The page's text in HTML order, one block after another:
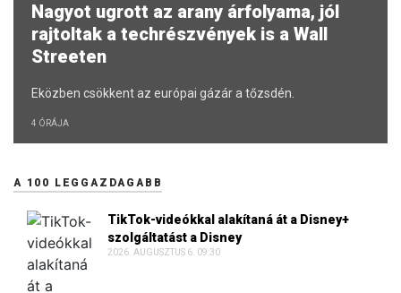
Nagyot ugrott az arany árfolyama, jól
rajtoltak a techrészvények is a Wall
Streeten
Eközben csökkent az európai gázár a tőzsdén.
4 ÓRÁJA
A 100 LEGGAZDAGABB
TikTok-videókkal alakítaná át a Disney+
szolgáltatást a Disney
2026. AUGUSZTUS 6. 09:30